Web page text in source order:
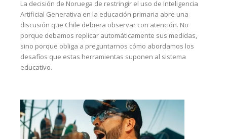
La decisión de Noruega de restringir el uso de Inteligencia
Artificial Generativa en la educación primaria abre una
discusión que Chile debiera observar con atención. No
porque debamos replicar automáticamente sus medidas,
sino porque obliga a preguntarnos cómo abordamos los
desafíos que estas herramientas suponen al sistema
educativo.